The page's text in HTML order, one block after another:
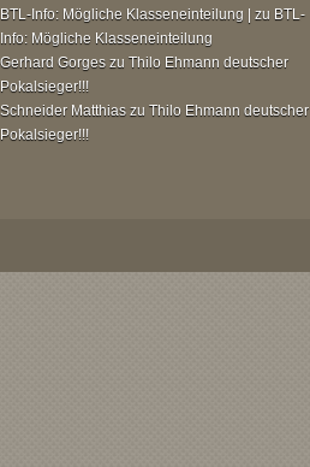
BTL-Info: Mögliche Klasseneinteilung | zu BTL-
Info: Mögliche Klasseneinteilung
Gerhard Gorges zu Thilo Ehmann deutscher
Pokalsieger!!!
Schneider Matthias zu Thilo Ehmann deutscher
Pokalsieger!!!